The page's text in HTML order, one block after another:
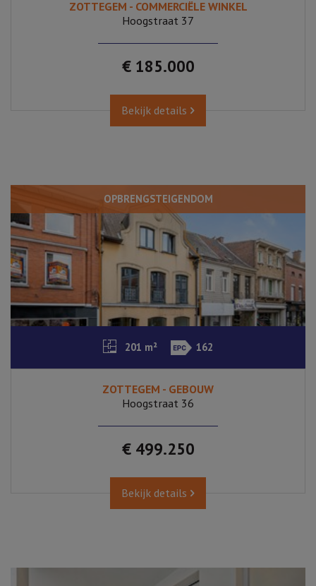
ZOTTEGEM - COMMERCIËLE WINKEL
Hoogstraat 37
€ 185.000
Bekijk details
OPBRENGSTEIGENDOM
201 m² 162
ZOTTEGEM - GEBOUW
Hoogstraat 36
€ 499.250
Bekijk details